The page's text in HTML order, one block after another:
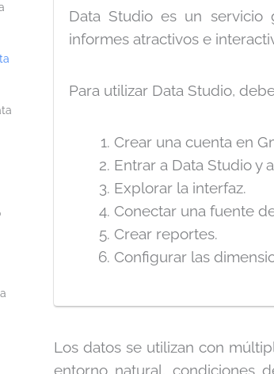
Data Studio es un
informes atractivos e
Para utilizar Data Studio,
Crear una cuenta en
Entrar a Data Studio y
Explorar la interfaz.
Conectar una fuente
Crear reportes.
Configurar las
Los datos se utilizan con
entorno natural, condiciones